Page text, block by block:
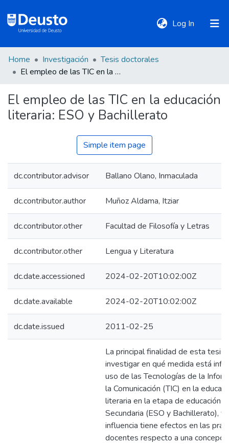
Log In (current)
DeustoTeka
Communities
&
Policies
Home Investigación
Tesis doctorales
El empleo de las TIC en la educación literaria: ESO y Bachillerato
El empleo de las TIC en la educación
literaria: ESO y Bachillerato
Simple item page
dc.contributor.advisor Ballano Olano, Inmaculada
dc.contributor.author Muñoz Aldama, Itziar
dc.contributor.other Facultad de Filosofía y Letras
dc.contributor.other Lengua y Literatura
dc.date.accessioned 2024-02-20T10:02:00Z
dc.date.available 2024-02-20T10:02:00Z
dc.date.issued 2011-02-25
La principal finalidad de esta tesis
investigar en qué medida está
uso de las Tecnologías de la
la Comunicación (TIC) en la
literaria en la etapa de educación
Secundaria (ESO y Bachillerato), y
influencia tiene efectos en las
docentes respecto a una